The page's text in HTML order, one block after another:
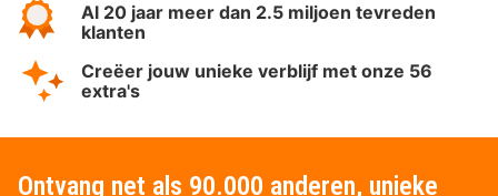
Al 20 jaar meer dan 2.5 miljoen tevreden
klanten
Creëer jouw unieke verblijf met onze 56
extra's
Ontvang net als 90.000 anderen, unieke